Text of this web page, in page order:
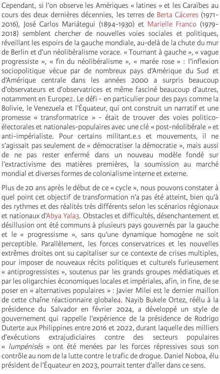
Cependant, si l’on observe les Amériques « latines » et les Caraïbes au
cours des deux dernières décennies, les terres de Berta Cáceres(1971-
2016), José Carlos Mariátegui (1894-1930) et Marielle Franco (1979-
2018) semblent chercher de nouvelles voies sociales et politiques,
réveillant les espoirs de la gauche mondiale, au-delà de la chute du mur
de Berlin et d’un néolibéralisme vorace. « Tournant à gauche », « vague
progressiste », « fin du néolibéralisme », « marée rose » : l’inflexion
sociopolitique vécue par de nombreux pays d’Amérique du Sud et
d’Amérique centrale dans les années 2000 a surpris beaucoup
d’observateurs et d’observatrices et même fasciné beaucoup d’autres,
notamment en Europe2. Le défi - en particulier pour des pays comme la
Bolivie, le Venezuela et l’Équateur, qui ont construit un narratif et une
promesse « transformatrice » - était de trouver des voies politico-
électorales et nationales-populaires avec une clé « post-néolibérale » et
anti-impérialiste. Pour certains militant.e.s et mouvements, il ne
s’agissait pas seulement de « démocratiser la démocratie », mais aussi
de ne pas rester enfermé dans un nouveau modèle fondé sur
l’extractivisme des matières premières, la soumission au marché
mondial et diverses formes de colonialisme interne et externe.
Plus de 20 ans après le début de ce « cycle », nous pouvons constater à
quel point cet objectif de transformation n’a pas été atteint, bien qu’à
des rythmes et des réalités très différents selon les scénarios régionaux
et nationaux d’Abya Yala3. Obstacles et difficultés, désenchantement et
désillusion ont été communs à plusieurs pays gouvernés par la gauche
et le « progressisme », sans qu’une dynamique homogène ne soit
perceptible. Parallèlement, les forces conservatrices et les nouvelles
extrêmes droites ont su capitaliser sur ce contexte de crises multiples,
pour imposer de nouveaux récits politiques et culturels furieusement
« antiprogressistes », soutenus par les grands groupes médiatiques et
par les oligarchies économiques locales et impériales, afin, in fine, de se
poser en « alternatives populaires » : Javier Milei est le dernier maillon
de cette chaîne réactionnaire globale4. Nayib Bukele Ortez, réélu à la
présidence du Salvador en février 2024, a développé un style de
gouvernement qui rappelle l’expérience de la présidence de Rodrigo
Duterte aux Philippines entre 2016 et 2022, durant laquelle des milliers
d’exécutions extrajudiciaires contre des secteurs populaires
« lumpénisés» ont été menées par les forces répressives sous son
contrôle au nom de la lutte contre le trafic de drogue. Daniel Noboa, élu
président de l’Équateur en 2023, pourrait tenter d’aller dans ce sens.